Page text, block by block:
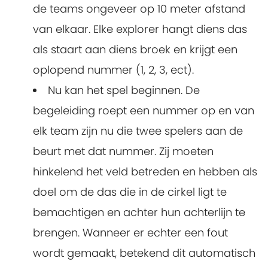
de teams ongeveer op 10 meter afstand
van elkaar. Elke explorer hangt diens das
als staart aan diens broek en krijgt een
oplopend nummer (1, 2, 3, ect).
Nu kan het spel beginnen. De
begeleiding roept een nummer op en van
elk team zijn nu die twee spelers aan de
beurt met dat nummer. Zij moeten
hinkelend het veld betreden en hebben als
doel om de das die in de cirkel ligt te
bemachtigen en achter hun achterlijn te
brengen. Wanneer er echter een fout
wordt gemaakt, betekend dit automatisch